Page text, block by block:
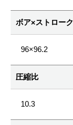
ボア×ストローク
96×96.2
圧縮比
10.3